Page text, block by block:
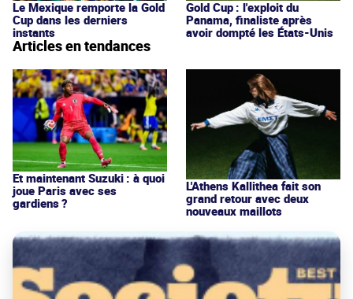
Le Mexique remporte la Gold
Cup dans les derniers
instants
Gold Cup : l'exploit du
Panama, finaliste après
avoir dompté les États-Unis
Articles en tendances
Et maintenant Suzuki : à quoi
joue Paris avec ses
gardiens ?
L'Athens Kallithea fait son
grand retour avec deux
nouveaux maillots